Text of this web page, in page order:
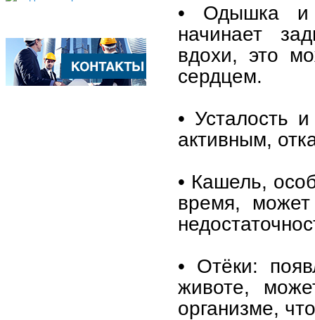
• Одышка и
начинает
вдохи, это
сердцем.
• Усталость
активным,
• Кашель,
время, может
• Отёки:
животе,
организме,